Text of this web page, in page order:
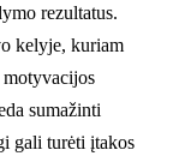
rezultatus.
kelyje, kuriam
sumažinti
gali turėti įtakos